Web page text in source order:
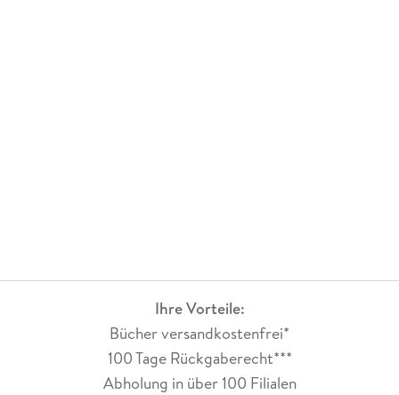
Ihre Vorteile:
Bücher versandkostenfrei*
100 Tage Rückgaberecht***
Abholung in über 100 Filialen